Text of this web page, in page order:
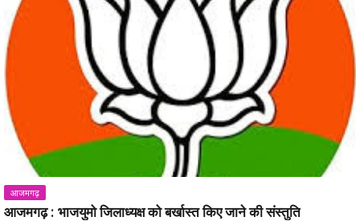
आजमगढ़
आजमगढ़ : भाजयुमो जिलाध्यक्ष को बर्खास्त किए जाने की संस्तुति